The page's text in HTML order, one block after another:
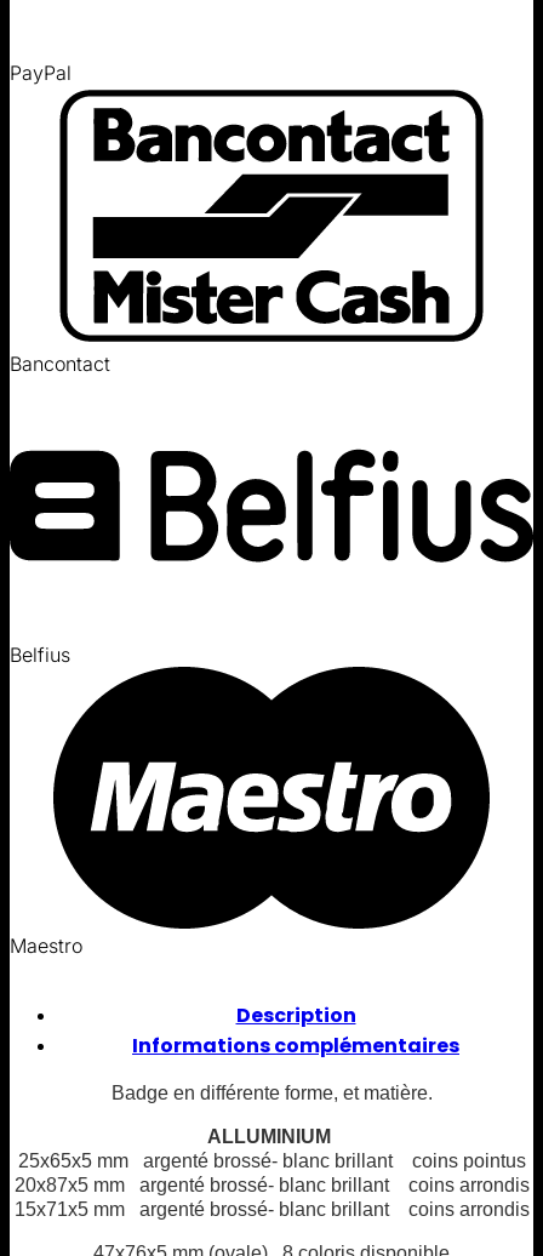
PayPal
Bancontact
Belfius
Maestro
Description
Informations complémentaires
Badge en différente forme, et matière.
ALLUMINIUM
25x65x5 mm argenté brossé- blanc brillant coins pointus
20x87x5 mm argenté brossé- blanc brillant coins arrondis
15x71x5 mm argenté brossé- blanc brillant coins arrondis